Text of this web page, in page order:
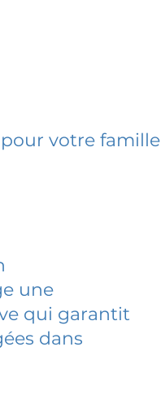
votre famille
une
qui garantit
dans